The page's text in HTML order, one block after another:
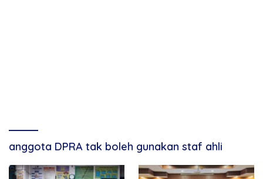
anggota DPRA tak boleh gunakan staf ahli